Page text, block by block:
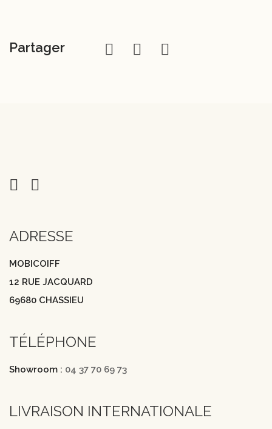
Partager
ADRESSE
MOBICOIFF
12 RUE JACQUARD
69680 CHASSIEU
TÉLÉPHONE
Showroom : 04 37 70 69 73
LIVRAISON INTERNATIONALE